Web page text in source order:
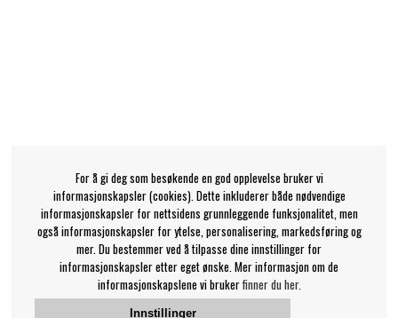
For å gi deg som besøkende en god opplevelse bruker vi
informasjonskapsler (cookies). Dette inkluderer både nødvendige
informasjonskapsler for nettsidens grunnleggende funksjonalitet, men
også informasjonskapsler for ytelse, personalisering, markedsføring og
mer. Du bestemmer ved å tilpasse dine innstillinger for
informasjonskapsler etter eget ønske. Mer informasjon om de
informasjonskapslene vi brukerfinner du her.
Innstillinger